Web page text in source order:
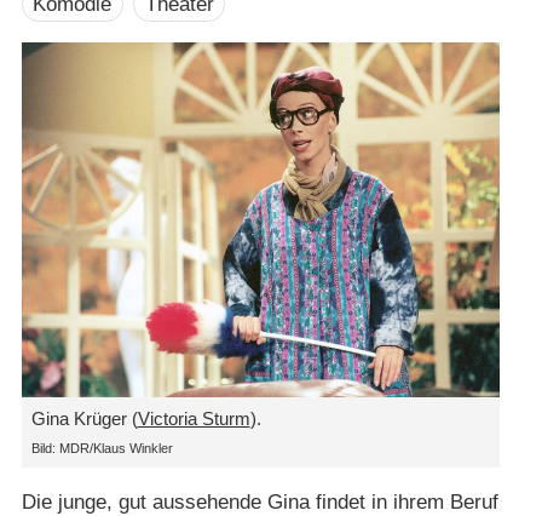
Gina Krüger (Victoria Sturm).
Bild: MDR/​Klaus Winkler
Die junge, gut aussehende Gina findet in ihrem Beruf